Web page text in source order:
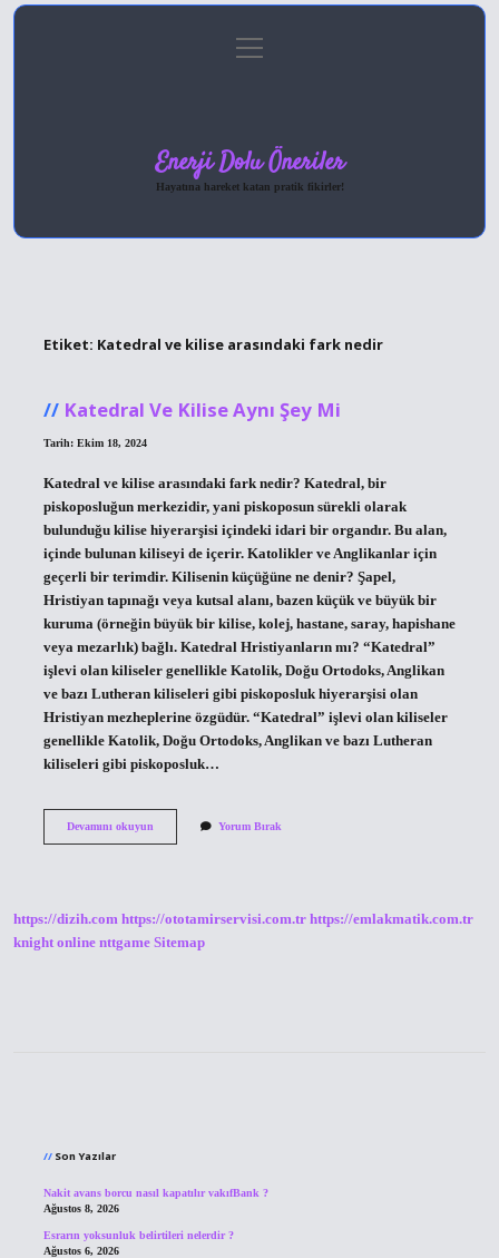
Gizlilik Politikası
menüyü
aç
Enerji Dolu Öneriler
Hayatına hareket katan pratik fikirler!
Etiket: Katedral ve kilise arasındaki fark nedir
Katedral Ve Kilise Aynı Şey Mi
Tarih: Ekim 18, 2024
Katedral ve kilise arasındaki fark nedir? Katedral, bir
piskoposluğun merkezidir, yani piskoposun sürekli olarak
bulunduğu kilise hiyerarşisi içindeki idari bir organdır. Bu alan,
içinde bulunan kiliseyi de içerir. Katolikler ve Anglikanlar için
geçerli bir terimdir. Kilisenin küçüğüne ne denir? Şapel,
Hristiyan tapınağı veya kutsal alanı, bazen küçük ve büyük bir
kuruma (örneğin büyük bir kilise, kolej, hastane, saray, hapishane
veya mezarlık) bağlı. Katedral Hristiyanların mı? “Katedral”
işlevi olan kiliseler genellikle Katolik, Doğu Ortodoks, Anglikan
ve bazı Lutheran kiliseleri gibi piskoposluk hiyerarşisi olan
Hristiyan mezheplerine özgüdür. “Katedral” işlevi olan kiliseler
genellikle Katolik, Doğu Ortodoks, Anglikan ve bazı Lutheran
kiliseleri gibi piskoposluk…
Devamını okuyunKatedral
Yorum Bırak
https://dizih.com https://ototamirservisi.com.tr https://emlakmatik.com.tr
knight online nttgame Sitemap
Son Yazılar
Nakit avans borcu nasıl kapatılır vakıfBank ?
Ağustos 8, 2026
Esrarın yoksunluk belirtileri nelerdir ?
Ağustos 6, 2026